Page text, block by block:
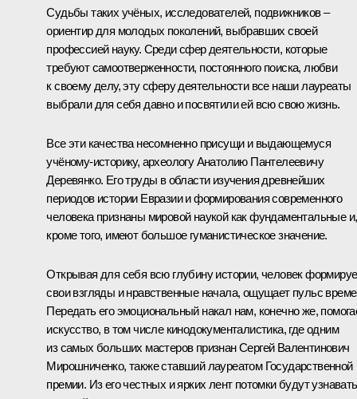
Судьбы таких учёных, исследователей, подвижников –
ориентир для молодых поколений, выбравших своей
профессией науку. Среди сфер деятельности, которые
требуют самоотверженности, постоянного поиска, любви
к своему делу, эту сферу деятельности все наши лауреаты
выбрали для себя давно и посвятили ей всю свою жизнь.
Все эти качества несомненно присущи и выдающемуся
учёному-историку, археологу Анатолию Пантелеевичу
Деревянко. Его труды в области изучения древнейших
периодов истории Евразии и формирования современного
человека признаны мировой наукой как фундаментальные и,
кроме того, имеют большое гуманистическое значение.
Открывая для себя всю глубину истории, человек
свои взгляды и нравственные начала, ощущает пульс
Передать его эмоциональный накал нам, конечно же,
искусство, в том числе кинодокументалистика, где одним
из самых больших мастеров признан Сергей Валентинович
Мирошниченко, также ставший лауреатом Государственной
премии. Из его честных и ярких лент потомки будут узнавать